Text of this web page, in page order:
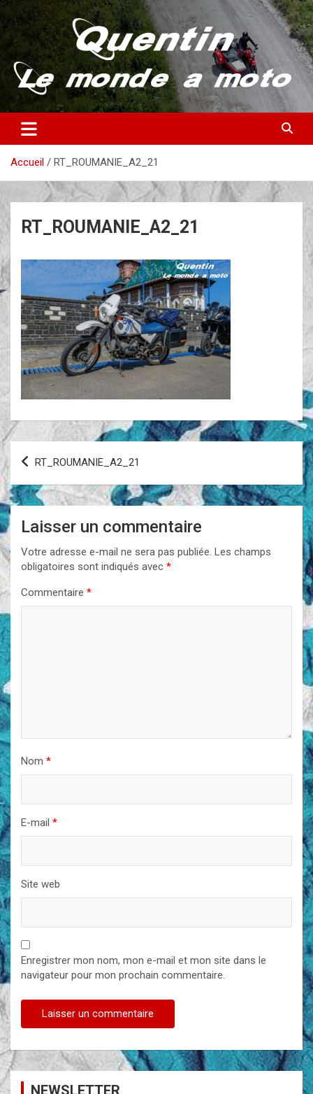
Aller
au
contenu
Quentin – Le monde à moto
Partez à la découverte du monde en vieille bécane
Accueil RT_ROUMANIE_A2_21
RT_ROUMANIE_A2_21
Navigation
l’article
RT_ROUMANIE_A2_21
Laisser un commentaire
Votre adresse e-mail ne sera pas publiée. Les champs
obligatoires sont indiqués avec *
Commentaire *
Nom *
E-mail *
Site web
Enregistrer mon nom, mon e-mail et mon site dans le
navigateur pour mon prochain commentaire.
NEWSLETTER